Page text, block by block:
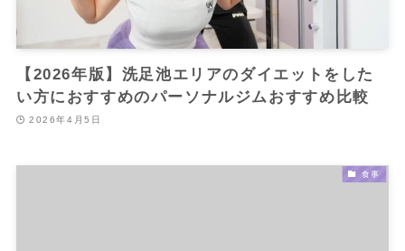
【2026年版】洗足池エリアのダイエットをした
い方におすすめのパーソナルジムおすすめ比較
2026年4月5日
食事